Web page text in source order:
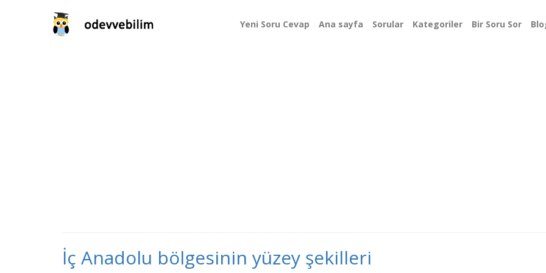
Yeni Soru Cevap Ana sayfa Sorular Kategoriler Bir Soru Sor
İç Anadolu bölgesinin yüzey şekilleri